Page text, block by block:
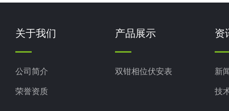
关于我们
公司简介
荣誉资质
产品展示
双钳相位伏安表
资
新
技